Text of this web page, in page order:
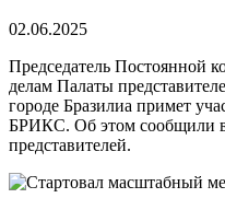
02.06.2025
Председатель Постоянной
делам Палаты
городе Бразилиа примет
БРИКС. Об этом сообщили
представителей.